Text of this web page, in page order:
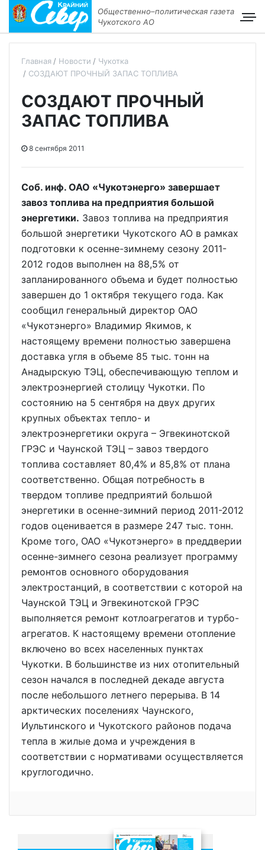
Общественно–политическая газета
Чукотского АО
Главная Новости
Чукотка
СОЗДАЮТ ПРОЧНЫЙ ЗАПАС ТОПЛИВА
СОЗДАЮТ ПРОЧНЫЙ
ЗАПАС ТОПЛИВА
8 сентября 2011
Соб. инф. ОАО «Чукотэнерго» завершает
завоз топлива на предприятия большой
энергетики. Завоз топлива на предприятия
большой энергетики Чукотского АО в рамках
подготовки к осенне-зимнему сезону 2011-
2012 годов выполнен на 88,5% от
запланированного объема и будет полностью
завершен до 1 октября текущего года. Как
сообщил генеральный директор ОАО
«Чукотэнерго» Владимир Якимов, к
настоящему времени полностью завершена
доставка угля в объеме 85 тыс. тонн на
Анадырскую ТЭЦ, обеспечивающую теплом и
электроэнергией столицу Чукотки. По
состоянию на 5 сентября на двух других
крупных объектах тепло- и
электроэнергетики округа – Эгвекинотской
ГРЭС и Чаунской ТЭЦ – завоз твердого
топлива составляет 80,4% и 85,8% от плана
соответственно. Общая потребность в
твердом топливе предприятий большой
энергетики в осенне-зимний период 2011-2012
годов оценивается в размере 247 тыс. тонн.
Кроме того, ОАО «Чукотэнерго» в преддверии
осенне-зимнего сезона реализует программу
ремонтов основного оборудования
электростанций, в соответствии с которой на
Чаунской ТЭЦ и Эгвекинотской ГРЭС
выполняется ремонт котлоагрегатов и турбо-
агрегатов. К настоящему времени отопление
включено во всех населенных пунктах
Чукотки. В большинстве из них отопительный
сезон начался в последней декаде августа
после небольшого летнего перерыва. В 14
арктических поселениях Чаунского,
Иультинского и Чукотского районов подача
тепла в жилые дома и учреждения в
соответствии с нормативами осуществляется
круглогодично.